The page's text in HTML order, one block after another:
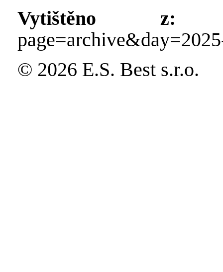
Vytištěno z:
© 2026 E.S. Best s.r.o.